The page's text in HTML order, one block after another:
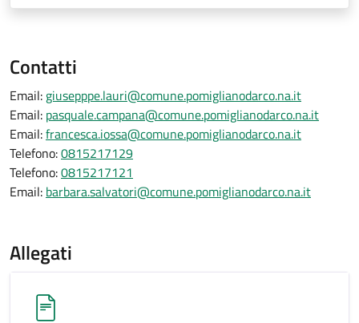
Contatti
Email: giusepppe.lauri@comune.pomiglianodarco.na.it
Email: pasquale.campana@comune.pomiglianodarco.na.it
Email:francesca.iossa@comune.pomiglianodarco.na.it
Telefono:0815217129
Telefono:0815217121
Email: barbara.salvatori@comune.pomiglianodarco.na.it
Allegati